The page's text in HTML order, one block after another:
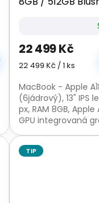
22 499 Kč
Měrná
22 499 Kč / 1 ks
MacBook - Apple
(6jádrový), 13" IPS
px, RAM 8GB,
GPU integrovaná
SSD 512 GB,
čtečka otisků...
TIP